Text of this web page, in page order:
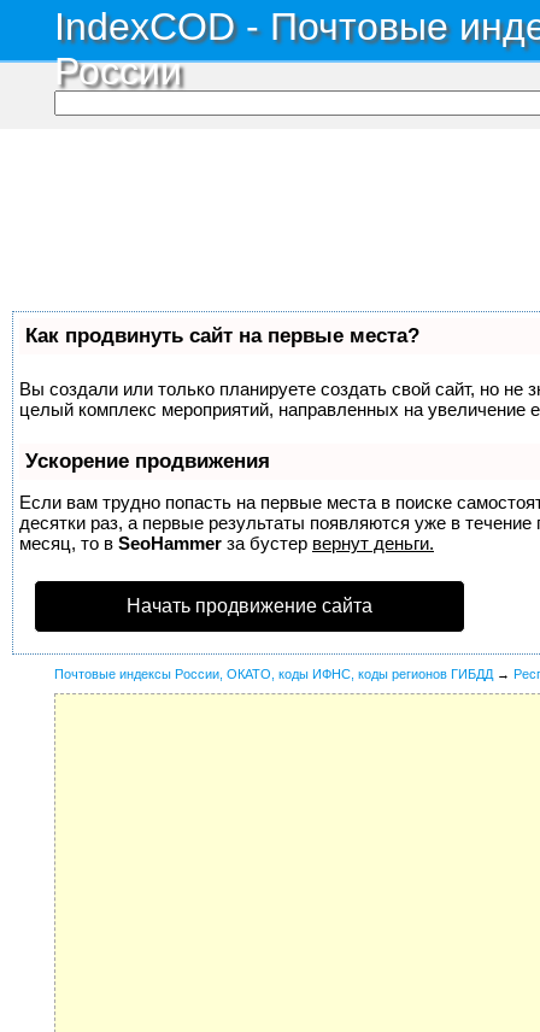
IndexCOD - Почтовые
России
Как продвинуть сайт на первые места?
Вы создали или только планируете создать свой сайт, но не
целый комплекс мероприятий, направленных на увеличение
Ускорение продвижения
Если вам трудно попасть на первые места в поиске
десятки раз, а первые результаты появляются уже в
месяц, то в SeoHammer за бустер вернут деньги.
Начать продвижение сайта
Почтовые индексы России, ОКАТО, коды ИФНС, коды регионов ГИБДД →